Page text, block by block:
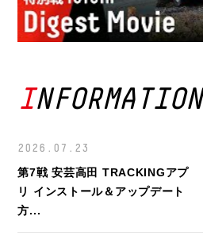
INFORMATION
2026.07.23
第7戦 安芸高田 TRACKINGアプ
リ インストール＆アップデート
⽅...